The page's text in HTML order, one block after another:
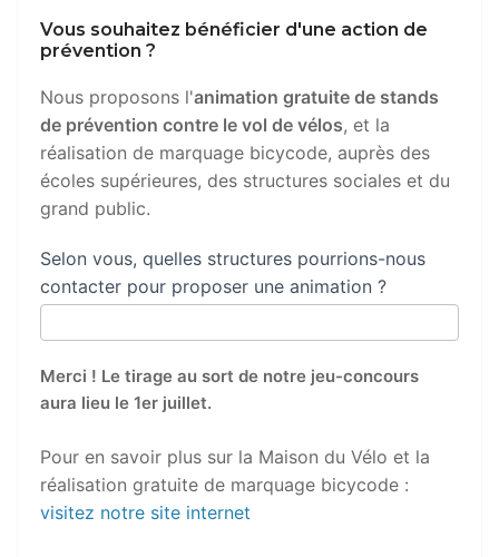
Vous souhaitez bénéficier d'une action de
prévention ?
Nous proposons l'animation gratuite de stands
de prévention contre le vol de vélos, et la
réalisation de marquage bicycode, auprès des
écoles supérieures, des structures sociales et du
grand public.
Selon vous, quelles structures pourrions-nous
contacter pour proposer une animation ?
Merci ! Le tirage au sort de notre jeu-concours
aura lieu le 1er juillet.
Pour en savoir plus sur la Maison du Vélo et la
réalisation gratuite de marquage bicycode :
visitez notre site internet